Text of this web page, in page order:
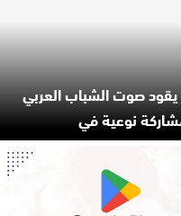
صوت الشباب العربي
نوعية في